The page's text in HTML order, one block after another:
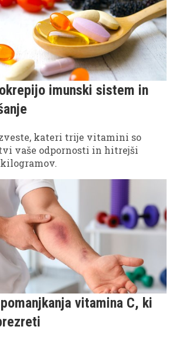
imunski sistem in
kateri trije vitamini so
vaše odpornosti in hitrejši
vitamina C, ki